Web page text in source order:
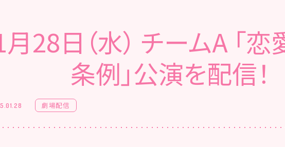
月28日（水） チームA 「
条例」公演を配信！
劇場配信